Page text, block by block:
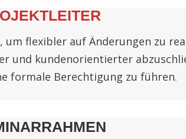
flexibler auf Änderungen zu
und kundenorientierter
formale Berechtigung zu führen.